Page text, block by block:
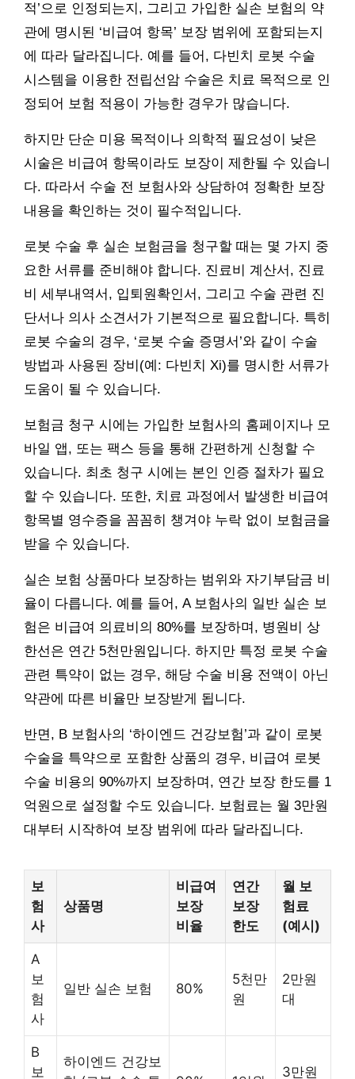
적’으로 인정되는지, 그리고 가입한 실손 보험의 약
관에 명시된 ‘비급여 항목’ 보장 범위에 포함되는지
에 따라 달라집니다. 예를 들어, 다빈치 로봇 수술
시스템을 이용한 전립선암 수술은 치료 목적으로 인
정되어 보험 적용이 가능한 경우가 많습니다.
하지만 단순 미용 목적이나 의학적 필요성이 낮은
시술은 비급여 항목이라도 보장이 제한될 수 있습니
다. 따라서 수술 전 보험사와 상담하여 정확한 보장
내용을 확인하는 것이 필수적입니다.
로봇 수술 후 실손 보험금을 청구할 때는 몇 가지 중
요한 서류를 준비해야 합니다. 진료비 계산서, 진료
비 세부내역서, 입퇴원확인서, 그리고 수술 관련 진
단서나 의사 소견서가 기본적으로 필요합니다. 특히
로봇 수술의 경우, ‘로봇 수술 증명서’와 같이 수술
방법과 사용된 장비(예: 다빈치 Xi)를 명시한 서류가
도움이 될 수 있습니다.
보험금 청구 시에는 가입한 보험사의 홈페이지나 모
바일 앱, 또는 팩스 등을 통해 간편하게 신청할 수
있습니다. 최초 청구 시에는 본인 인증 절차가 필요
할 수 있습니다. 또한, 치료 과정에서 발생한 비급여
항목별 영수증을 꼼꼼히 챙겨야 누락 없이 보험금을
받을 수 있습니다.
실손 보험 상품마다 보장하는 범위와 자기부담금 비
율이 다릅니다. 예를 들어, A 보험사의 일반 실손 보
험은 비급여 의료비의 80%를 보장하며, 병원비 상
한선은 연간 5천만원입니다. 하지만 특정 로봇 수술
관련 특약이 없는 경우, 해당 수술 비용 전액이 아닌
약관에 따른 비율만 보장받게 됩니다.
반면, B 보험사의 ‘하이엔드 건강보험’과 같이 로봇
수술을 특약으로 포함한 상품의 경우, 비급여 로봇
수술 비용의 90%까지 보장하며, 연간 보장 한도를 1
억원으로 설정할 수도 있습니다. 보험료는 월 3만원
대부터 시작하여 보장 범위에 따라 달라집니다.
보
험
사
상품명
비급여
보장
비율
연간
보장
한도
월 보
험료
(예시)
A
보
험
사
일반 실손 보험 80%
5천만
원
2만원
대
B
보
하이엔드 건강보
3만원